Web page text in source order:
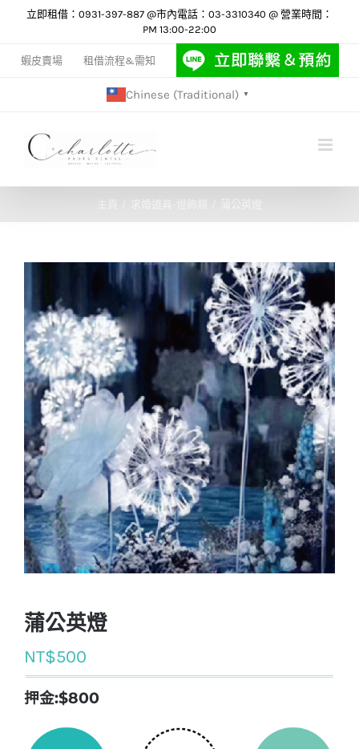
content
立即租借：0931-397-887 @市內電話：03-3310340 @ 營業時間：
PM 13:00-22:00
蝦皮賣場 租借流程&需知
Chinese (Traditional) ▼
求婚道具-燈飾類 蒲公英燈
蒲公英燈
NT$500
押金:$800